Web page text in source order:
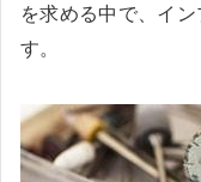
を求める中で、イ
す。